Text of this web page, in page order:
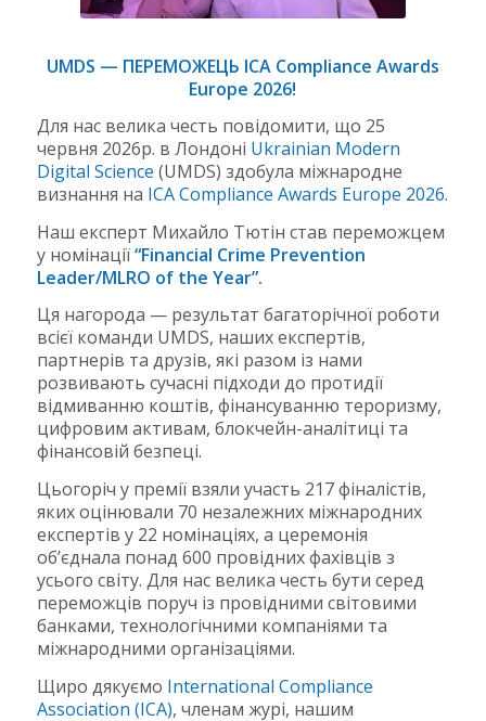
UMDS — ПЕРЕМОЖЕЦЬ ICA Compliance Awards
Europe 2026!
Для нас велика честь повідомити, що 25
червня 2026р. в Лондоні Ukrainian Modern
Digital Science (UMDS) здобула міжнародне
визнання на ICA Compliance Awards Europe 2026.
Наш експерт Михайло Тютін став переможцем
у номінації“Financial Crime Prevention
Leader/MLRO of the Year”.
Ця нагорода — результат багаторічної роботи
всієї команди UMDS, наших експертів,
партнерів та друзів, які разом із нами
розвивають сучасні підходи до протидії
відмиванню коштів, фінансуванню тероризму,
цифровим активам, блокчейн-аналітиці та
фінансовій безпеці.
Цьогоріч у премії взяли участь 217 фіналістів,
яких оцінювали 70 незалежних міжнародних
експертів у 22 номінаціях, а церемонія
об’єднала понад 600 провідних фахівців з
усього світу. Для нас велика честь бути серед
переможців поруч із провідними світовими
банками, технологічними компаніями та
міжнародними організаціями.
Щиро дякуємо International Compliance
Association (ICA), членам журі, нашим